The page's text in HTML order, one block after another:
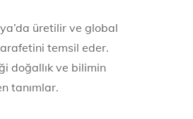
üretilir ve global
temsil eder.
doğallık ve bilimin
tanımlar.